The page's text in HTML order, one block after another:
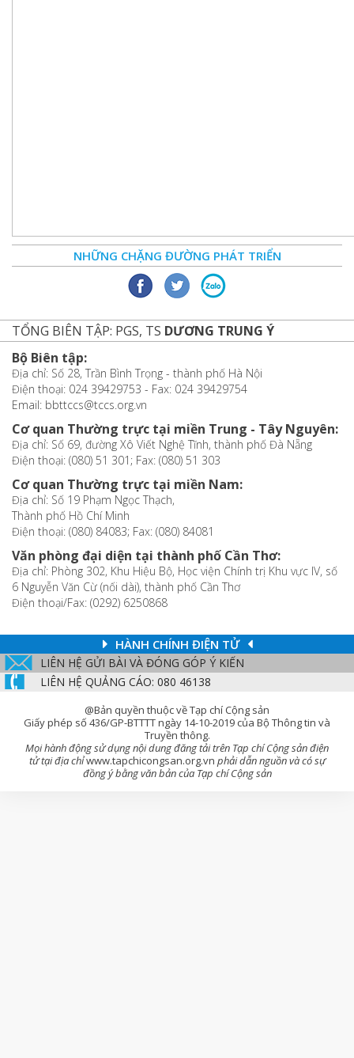
NHỮNG CHẶNG ĐƯỜNG PHÁT TRIỂN
TỔNG BIÊN TẬP: PGS, TS DƯƠNG TRUNG Ý
Bộ Biên tập:
Địa chỉ: Số 28, Trần Bình Trọng - thành phố Hà Nội
Điện thoại: 024 39429753 - Fax: 024 39429754
Email: bbttccs@tccs.org.vn
Cơ quan Thường trực tại miền Trung - Tây Nguyên:
Địa chỉ: Số 69, đường Xô Viết Nghệ Tĩnh, thành phố Đà Nẵng
Điện thoại: (080) 51 301; Fax: (080) 51 303
Cơ quan Thường trực tại miền Nam:
Địa chỉ: Số 19 Phạm Ngọc Thạch,
Thành phố Hồ Chí Minh
Điện thoại: (080) 84083; Fax: (080) 84081
Văn phòng đại diện tại thành phố Cần Thơ:
Địa chỉ: Phòng 302, Khu Hiệu Bộ, Học viện Chính trị Khu vực IV, số
6 Nguyễn Văn Cừ (nối dài), thành phố Cần Thơ
Điện thoại/Fax: (0292) 6250868
HÀNH CHÍNH ĐIỆN TỬ
LIÊN HỆ GỬI BÀI VÀ ĐÓNG GÓP Ý KIẾN
LIÊN HỆ QUẢNG CÁO: 080 46138
@Bản quyền thuộc về Tạp chí Cộng sản
Giấy phép số 436/GP-BTTTT ngày 14-10-2019 của Bộ Thông tin và
Truyền thông.
Mọi hành động sử dụng nội dung đăng tải trên Tạp chí Cộng sản điện
tử tại địa chỉwww.tapchicongsan.org.vn phải dẫn nguồn và có sự
đồng ý bằng văn bản của Tạp chí Cộng sản